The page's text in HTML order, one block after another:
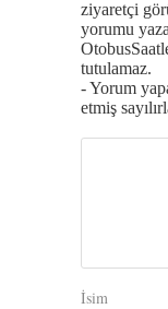
ziyaretçi
yorumu
tutulamaz.
- Yorum
etmiş
İsim